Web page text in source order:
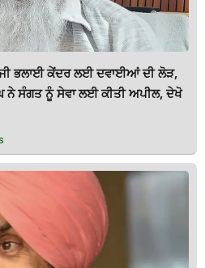
ਜੀ ਭਲਾਈ ਕੇਂਦਰ ਲਈ ਦਵਾਈਆਂ ਦੀ ਲੋੜ,
ਨੇ ਸੰਗਤ ਨੂੰ ਸੇਵਾ ਲਈ ਕੀਤੀ ਅਪੀਲ, ਦੇਖੋ